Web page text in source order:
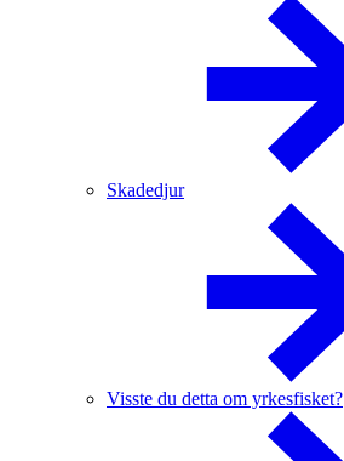
Skadedjur
Visste du detta om yrkesfisket?